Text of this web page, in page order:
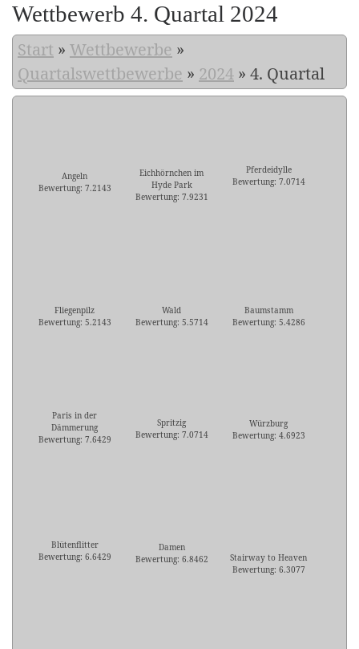
Wettbewerb 4. Quartal 2024
Start » Wettbewerbe »
Quartalswettbewerbe » 2024 » 4. Quartal
Angeln
Bewertung: 7.2143
Eichhörnchen im
Hyde Park
Bewertung: 7.9231
Pferdeidylle
Bewertung: 7.0714
Fliegenpilz
Bewertung: 5.2143
Wald
Bewertung: 5.5714
Baumstamm
Bewertung: 5.4286
Paris in der
Dämmerung
Bewertung: 7.6429
Spritzig
Bewertung: 7.0714
Würzburg
Bewertung: 4.6923
Blütenflitter
Bewertung: 6.6429
Damen
Bewertung: 6.8462
Stairway to Heaven
Bewertung: 6.3077